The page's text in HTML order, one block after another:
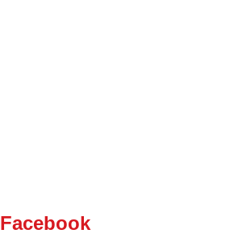
Facebook